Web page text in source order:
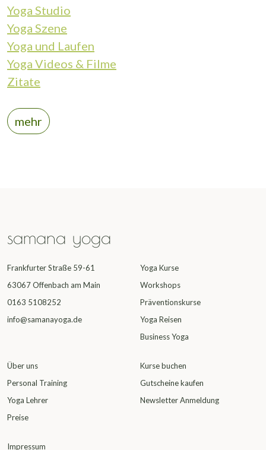
Yoga Studio
Yoga Szene
Yoga und Laufen
Yoga Videos & Filme
Zitate
mehr
samana yoga
Frankfurter Straße 59-61
63067 Offenbach am Main
0163 5108252
info@samanayoga.de
Yoga Kurse
Workshops
Präventionskurse
Yoga Reisen
Business Yoga
Über uns
Personal Training
Yoga Lehrer
Preise
Kurse buchen
Gutscheine kaufen
Newsletter Anmeldung
Impressum